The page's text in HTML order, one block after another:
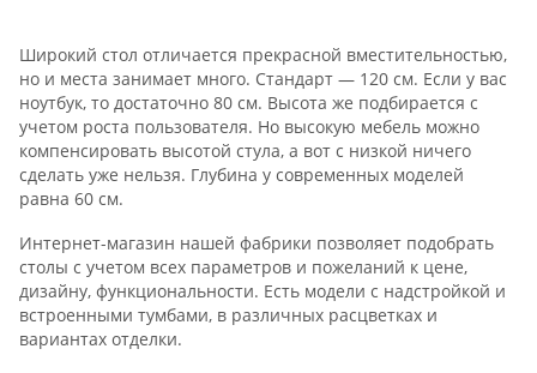
Широкий стол отличается прекрасной вместительностью,
но и места занимает много. Стандарт — 120 см. Если у вас
ноутбук, то достаточно 80 см. Высота же подбирается с
учетом роста пользователя. Но высокую мебель можно
компенсировать высотой стула, а вот с низкой ничего
сделать уже нельзя. Глубина у современных моделей
равна 60 см.
Интернет-магазин нашей фабрики позволяет подобрать
столы с учетом всех параметров и пожеланий к цене,
дизайну, функциональности. Есть модели с надстройкой и
встроенными тумбами, в различных расцветках и
вариантах отделки.